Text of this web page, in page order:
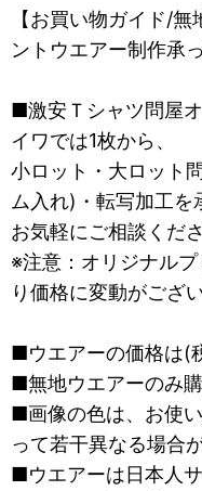
【お買い物ガイド/
ントウエアー制作承
■激安Ｔシャツ問屋
イワでは1枚から、
小ロット・大ロット
ム入れ)・転写加工を
お気軽にご相談くださ
※注意：オリジナル
り価格に変動がござ
■ウエアーの価格は(
■無地ウエアーのみ
■画像の色は、お使
って若干異なる場合
■ウエアーは日本人